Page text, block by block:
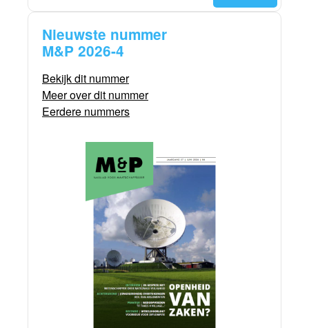
Nieuwste nummer
M&P 2026-4
Bekijk dit nummer
Meer over dit nummer
Eerdere nummers